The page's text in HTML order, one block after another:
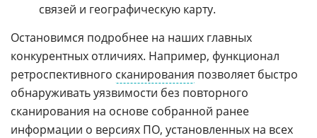
связей и географическую карту.
Остановимся подробнее на наших главных
конкурентных отличиях. Например, функционал
ретроспективного сканирования позволяет быстро
обнаруживать уязвимости без повторного
сканирования на основе собранной ранее
информации о версиях ПО, установленных на всех